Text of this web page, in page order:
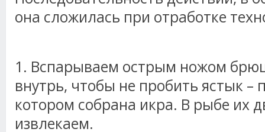
она сложилась при отработке
1. Вспарываем острым ножом
внутрь, чтобы не пробить ястык
котором собрана икра. В рыбе их
извлекаем.